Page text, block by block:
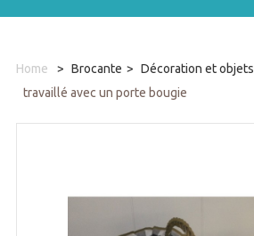
Home > Brocante > Décoration et objets
travaillé avec un porte bougie